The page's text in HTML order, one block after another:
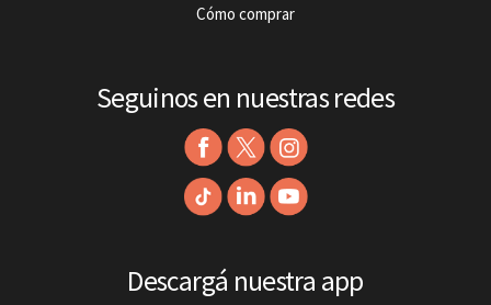
Cómo comprar
Seguinos en nuestras redes
Descargá nuestra app